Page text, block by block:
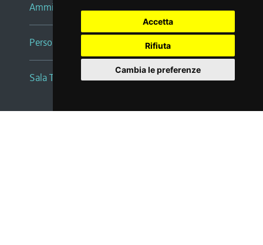
Accetta
Rifiuta
Cambia le preferenze
Amministrazione trasparente
Persone e Uffici
Sala Tiziano Tessitori
redazione web |note legali |glossario